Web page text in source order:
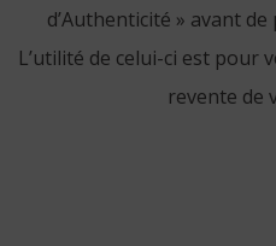
d’Authenticité » avant
L’utilité de celui-ci est pour
revente de